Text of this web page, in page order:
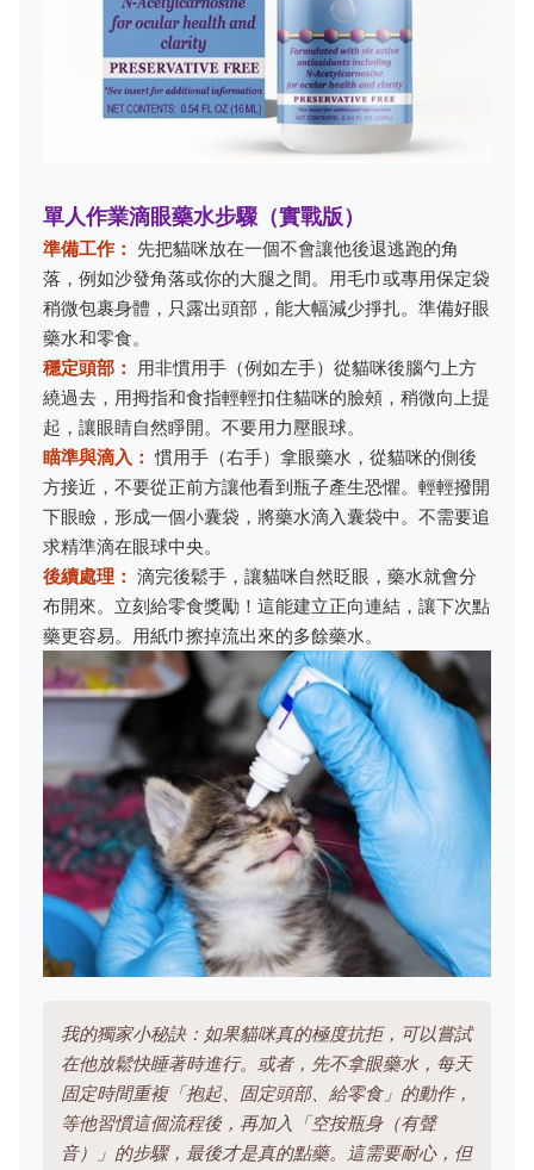
單人作業滴眼藥水步驟（實戰版）
準備工作： 先把貓咪放在一個不會讓他後退逃跑的角
落，例如沙發角落或你的大腿之間。用毛巾或專用保定袋
稍微包裹身體，只露出頭部，能大幅減少掙扎。準備好眼
藥水和零食。
穩定頭部： 用非慣用手（例如左手）從貓咪後腦勺上方
繞過去，用拇指和食指輕輕扣住貓咪的臉頰，稍微向上提
起，讓眼睛自然睜開。不要用力壓眼球。
瞄準與滴入： 慣用手（右手）拿眼藥水，從貓咪的側後
方接近，不要從正前方讓他看到瓶子產生恐懼。輕輕撥開
下眼瞼，形成一個小囊袋，將藥水滴入囊袋中。不需要追
求精準滴在眼球中央。
後續處理： 滴完後鬆手，讓貓咪自然眨眼，藥水就會分
布開來。立刻給零食獎勵！這能建立正向連結，讓下次點
藥更容易。用紙巾擦掉流出來的多餘藥水。
我的獨家小秘訣：如果貓咪真的極度抗拒，可以嘗試
在他放鬆快睡著時進行。或者，先不拿眼藥水，每天
固定時間重複「抱起、固定頭部、給零食」的動作，
等他習慣這個流程後，再加入「空按瓶身（有聲
音）」的步驟，最後才是真的點藥。這需要耐心，但